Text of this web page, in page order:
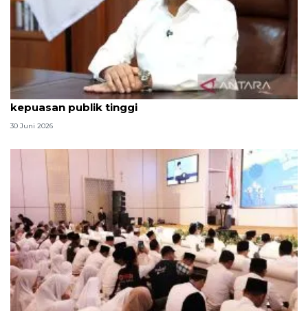
Qodari: Pemerintah tak puas diri meski tingkat
kepuasan publik tinggi
30 Juni 2026